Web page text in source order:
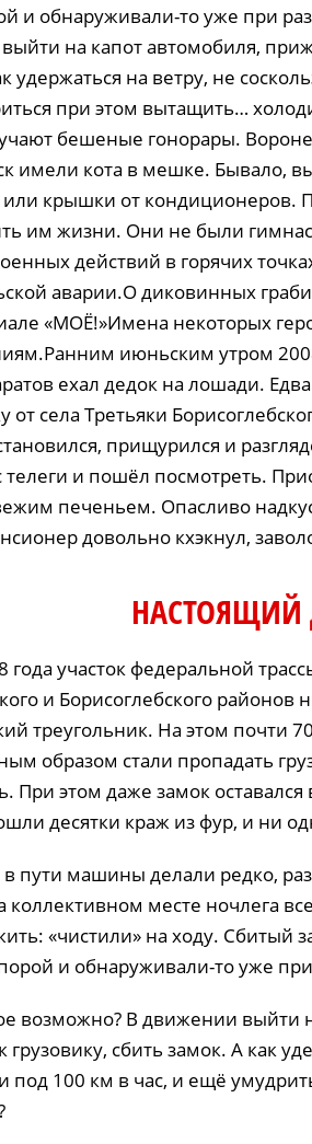
и обнаруживали-то уже при
на капот автомобиля,
удержаться на ветру, не
при этом вытащить…
бешеные гонорары.
имели кота в мешке. Бывало,
или крышки от кондиционеров.
им жизни. Они не были
действий в горячих
аварии.О диковинных
«МОЁ!»Имена некоторых
июньским утром
ехал дедок на лошади.
от села Третьяки
прищурился и
телеги и пошёл посмотреть.
печеньем. Опасливо
довольно кхэкнул,
НАСТОЯЩИЙ
года участок федеральной
и Борисоглебского районов
треугольник. На этом почти
образом стали пропадать
При этом даже замок
десятки краж из фур, и ни
пути машины делали редко,
месте ночлега
«чистили» на ходу. Сбитый
и обнаруживали-то уже при
возможно? В движении выйти
грузовику, сбить замок. А как
под 100 км в час, и ещё